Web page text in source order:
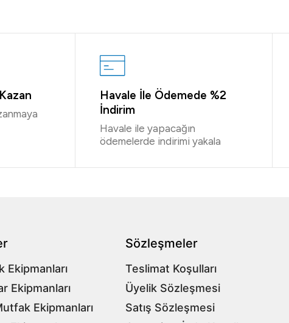
Havale İle Ödemede %2
İndirim
Havale ile yapacağın
ödemelerde indirimi yakala
Ekipmanları
Ekipmanları
Ekipmanları
Sözleşmeler
Teslimat Koşulları
Üyelik Sözleşmesi
Satış Sözleşmesi